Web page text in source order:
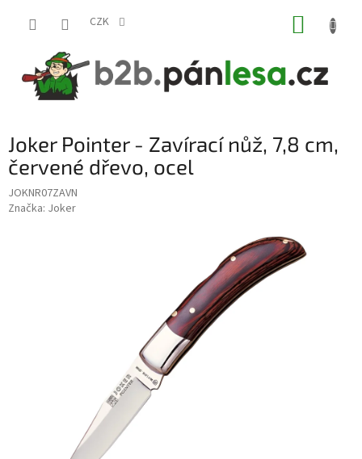
CZK
Joker Pointer - Zavírací nůž, 7,8 cm,
červené dřevo, ocel
JOKNR07ZAVN
Značka: Joker